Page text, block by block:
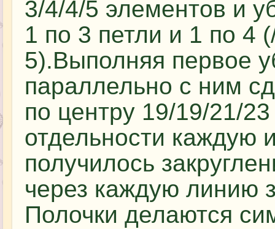
3/4/4/5 элементов и
1 по 3 петли и 1 по 4
5).Выполняя первое
параллельно с ним
по центру 19/19/21/
отдельности каждую
получилось
через каждую линию
Полочки делаются